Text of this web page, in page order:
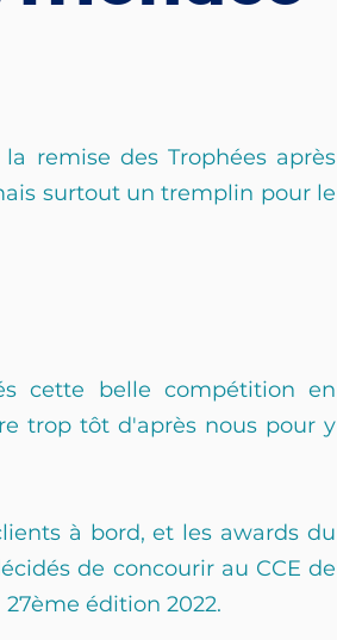
remise des Trophées après
surtout un tremplin pour le
cette belle compétition en
trop tôt d'après nous pour y
à bord, et les awards du
de concourir au CCE de
édition 2022.